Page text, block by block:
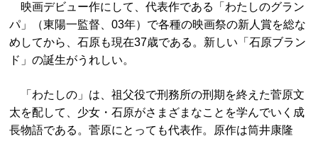
映画デビュー作にして、代表作である「わたしのグラン
パ」（東陽一監督、03年）で各種の映画祭の新人賞を総な
めしてから、石原も現在37歳である。新しい「石原ブラン
ド」の誕生がうれしい。
「わたしの」は、祖父役で刑務所の刑期を終えた菅原文
太を配して、少女・石原がさまざまなことを学んでいく成
長物語である。菅原にとっても代表作。原作は筒井康隆